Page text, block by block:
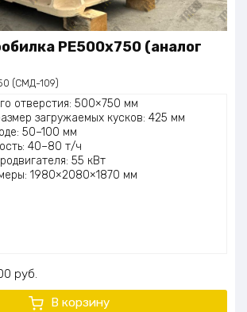
PE500x750 (аналог
(СМД-109)
отверстия: 500×750 мм
загружаемых кусков: 425 мм
50–100 мм
40–80 т/ч
55 кВт
1980×2080×1870 мм
руб.
В корзину